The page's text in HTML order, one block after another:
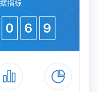
转化为对医院和医生